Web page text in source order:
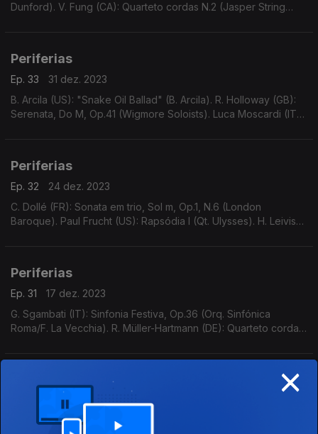
Dunford). V. Fung (CA): Quarteto cordas N.2 (Jasper String
Periferias
Ep. 33
31 dez. 2023
B. Arcila (US): "Snake Oil Ballad" (B. Arcila). R. Holloway (GB):
Serenata, Do M, Op.41 (Wigmore Soloists). Luca Moscardi (IT):
Periferias
Ep. 32
24 dez. 2023
C. Dollé (FR): Sonata em trio, Sol m, Op.1, N.6 (London
Baroque). Paul Frucht (US): Rapsódia I (Qt. Ulysses). H. Leiviskä
Periferias
Ep. 31
17 dez. 2023
G. Sgambati (IT): Sinfonia Festiva, Op.36 (Orq. Sinfónica
Roma/F. La Vecchia). R. Müller-Hartmann (DE): Quarteto cordas
piccolo e cordas (F. Viola/Orq. Teatro Nci
Ep. 30
03 dez. 2023
P. Malmborg-Ward (SE): "Growing, coming, filing up", p/ sax
sop (A. Paulsson). A.M. Herz (DE): "Rundfunk Musik für 8
×